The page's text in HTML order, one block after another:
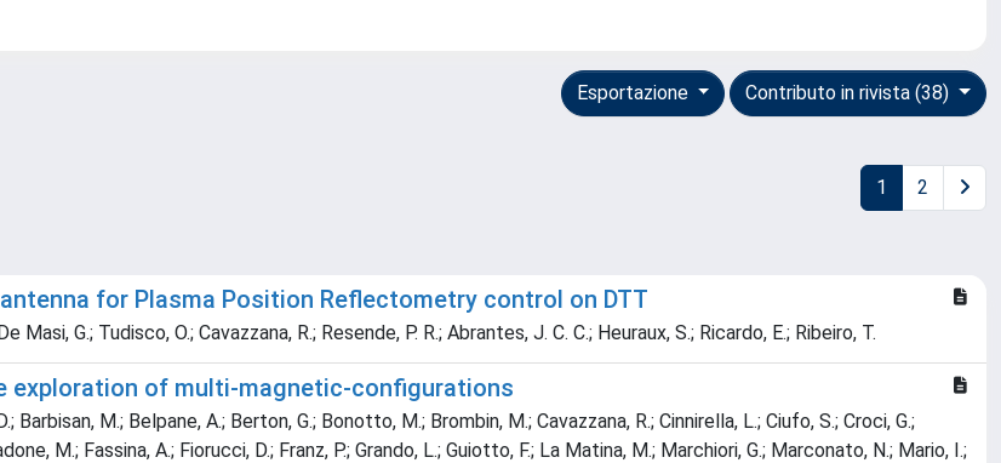
Contributo in rivista (38)
Esportazione
1 2
for Plasma Position Reflectometry control on DTT
Masi, G.; Tudisco, O.; Cavazzana, R.; Resende, P. R.; Abrantes, J. C. C.; Heuraux, S.; Ricardo, E.; Ribeiro, T.
exploration of multi-magnetic-configurations
M.; Belpane, A.; Berton, G.; Bonotto, M.; Brombin, M.; Cavazzana, R.; Cinnirella, L.; Ciufo, S.; Croci, G.;
M.; Fassina, A.; Fiorucci, D.; Franz, P.; Grando, L.; Guiotto, F.; La Matina, M.; Marchiori, G.; Marconato, N.; Mario, I.;